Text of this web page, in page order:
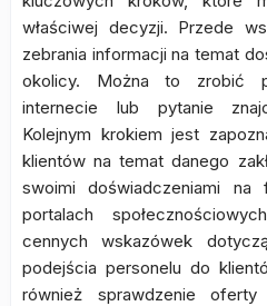
właściwej decyzji. Przede
zebrania informacji na temat
okolicy. Można to zrobić
internecie lub pytanie
Kolejnym krokiem jest
klientów na temat danego
swoimi doświadczeniami
portalach
cennych wskazówek
podejścia personelu do
również sprawdzenie